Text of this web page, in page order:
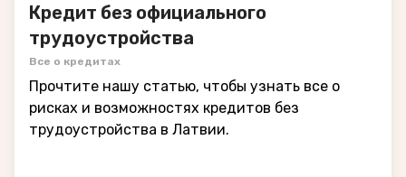
Кредит без официального
трудоустройства
Все о кредитах
Прочтите нашу статью, чтобы узнать все о
рисках и возможностях кредитов без
трудоустройства в Латвии.